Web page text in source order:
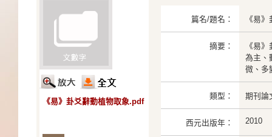
《易》卦爻辭動植物取象.pdf
篇名/題名： 《易
摘要：
《易
為主、
微、多
類型： 期刊論
西元出版年： 2010